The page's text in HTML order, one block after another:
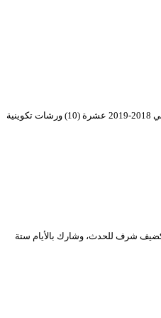
يعدّ التكوين من أهم المجالات التي يركِّز عليها المسرح الوطني الجزائري بهدف تدعيم فرق المسرح الوطني بممثلين وكفاءات فنية شابة يتم توزيعها على عروض موجهة منها للكبار وأخرى للصغار، حيث نظّم خلال سنتي 2018-2019 عشرة (10) ورشات تكوينية
2019 خلال الفترة الممتدة بين 29 جويلية إلى غاية 03 أوت 2019، حيث اختيرت مدينة “جانت” كضيف شرف للحدث، وشارك بالأيام ستة